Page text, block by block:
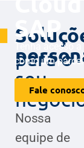
SAP
Tenha acesso
como um
Fale
para o
seu
Nossa
equipe de